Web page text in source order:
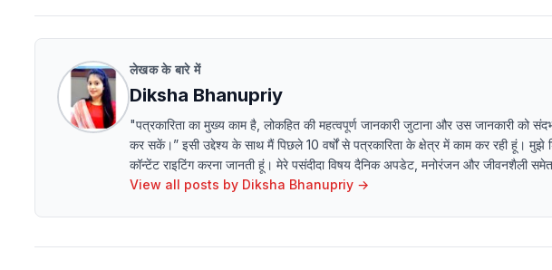
लेखक के बारे में
Diksha Bhanupriy
"पत्रकारिता का मुख्य काम है, लोकहित की महत्वपूर्ण जानकारी जुटाना और उस जानकारी को
कर सकें।” इसी उद्देश्य के साथ मैं पिछले 10 वर्षों से पत्रकारिता के क्षेत्र में काम कर रही हूं।
कॉन्टेंट राइटिंग करना जानती हूं। मेरे पसंदीदा विषय दैनिक अपडेट, मनोरंजन और जीवनशैली
View all posts by Diksha Bhanupriy →